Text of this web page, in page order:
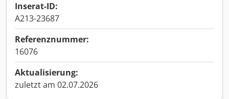
Inserat-ID:
A213-23687
Referenznummer:
16076
Aktualisierung:
zuletzt am 02.07.2026